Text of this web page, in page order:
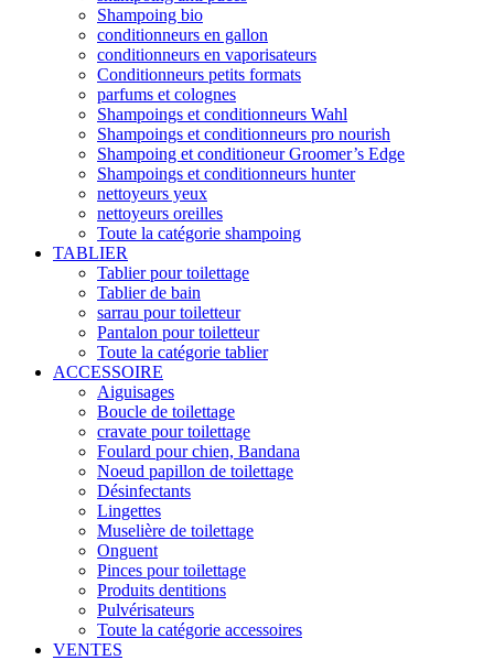
Shampoing bio
conditionneurs en gallon
conditionneurs en vaporisateurs
Conditionneurs petits formats
parfums et colognes
Shampoings et conditionneurs Wahl
Shampoings et conditionneurs pro nourish
Shampoing et conditioneur Groomer’s Edge
Shampoings et conditionneurs hunter
nettoyeurs yeux
nettoyeurs oreilles
Toute la catégorie shampoing
TABLIER
Tablier pour toilettage
Tablier de bain
sarrau pour toiletteur
Pantalon pour toiletteur
Toute la catégorie tablier
ACCESSOIRE
Aiguisages
Boucle de toilettage
cravate pour toilettage
Foulard pour chien, Bandana
Noeud papillon de toilettage
Désinfectants
Lingettes
Muselière de toilettage
Onguent
Pinces pour toilettage
Produits dentitions
Pulvérisateurs
Toute la catégorie accessoires
VENTES